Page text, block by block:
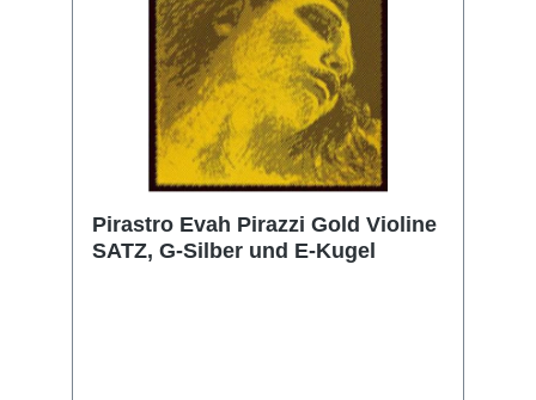
Pirastro Evah Pirazzi Gold Violine
SATZ, G-Silber und E-Kugel